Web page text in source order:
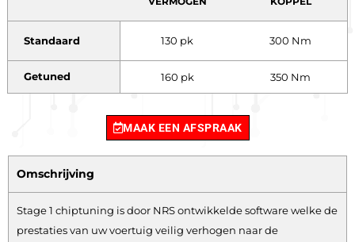
Standaard 130 pk 300 Nm
Getuned 160 pk 350 Nm
MAAK EEN AFSPRAAK
Omschrijving
Stage 1 chiptuning is door NRS ontwikkelde software welke de
prestaties van uw voertuig veilig verhogen naar de